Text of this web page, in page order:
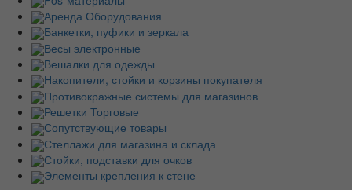
Аренда Оборудования
Банкетки, пуфики и зеркала
Весы электронные
Вешалки для одежды
Накопители, стойки и корзины покупателя
Противокражные системы для магазинов
Решетки Торговые
Сопутствующие товары
Стеллажи для магазина и склада
Стойки, подставки для очков
Элементы крепления к стене